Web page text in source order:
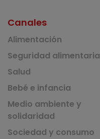
Canales
Alimentación
Seguridad alimentaria
Salud
Bebé e infancia
Medio ambiente y
solidaridad
Sociedad y consumo